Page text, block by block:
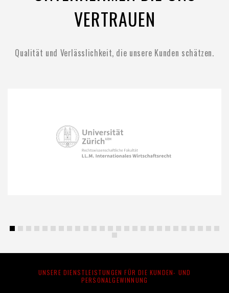
VERTRAUEN
Qualität und Verlässlichkeit, die unsere Kunden schätzen.
UNSERE DIENSTLEISTUNGEN FÜR DIE KUNDEN- UND
PERSONALGEWINNUNG